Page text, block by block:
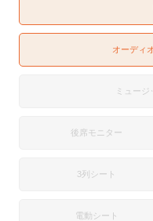
オーディ
ミュージ
後席モニター
3列シート
電動シート